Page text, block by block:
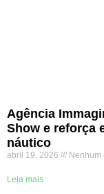
Agência
Show e reforça
náutico
abril 19, 2026 Nenhum
Leia mais